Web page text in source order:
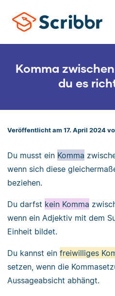
Komma
du es
Veröffentlicht am 17. April 2024
Du musst ein Komma
wenn sich diese
beziehen.
Du darfst kein Komma
wenn ein Adjektiv mit dem
Einheit bildet.
Du kannst ein freiwilliges
setzen, wenn die
Aussageabsicht abhängt.